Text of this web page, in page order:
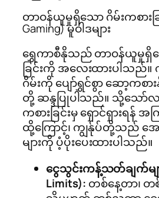
တာဝန်ယူမှုရှိသော ဂိမ်းကစားခြ
Gaming) မူဝါဒများ
ရွှေကာစီနိုသည် တာဝန်ယူမှုရှိသ
ခြင်းကို အလေးထားပါသည်။
ဂိမ်းကို ပျော်ရွှင်စွာ ဆော့ကစာ
တို့ ဆန္ဒပြုပါသည်။ သို့သော်
ကစားခြင်းမှ ရှောင်ရှားရန်
ထို့ကြောင့်၊ ကျွန်ုပ်တို့သည် အ
များကို ပံ့ပိုးပေးထားပါသည်။
ငွေသွင်းကန့်သတ်ချက်မျ
Limits): တစ်နေ့တာ၊